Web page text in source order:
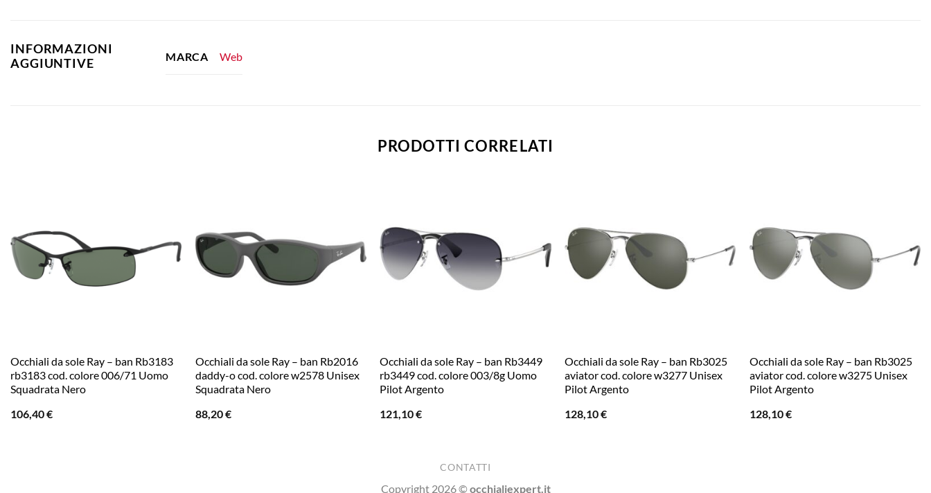
INFORMAZIONI
AGGIUNTIVE
MARCA Web
PRODOTTI CORRELATI
Occhiali da sole Ray – ban Rb3183
rb3183 cod. colore 006/71 Uomo
Squadrata Nero
106,40€
Occhiali da sole Ray – ban Rb2016
daddy-o cod. colore w2578 Unisex
Squadrata Nero
88,20€
Occhiali da sole Ray – ban Rb3449
rb3449 cod. colore 003/8g Uomo
Pilot Argento
121,10€
Occhiali da sole Ray – ban Rb3025
aviator cod. colore w3277 Unisex
Pilot Argento
128,10€
Occhiali da sole Ray – ban Rb3025
aviator cod. colore w3275 Unisex
Pilot Argento
128,10€
CONTATTI
Copyright 2026 ©occhialiexpert.it